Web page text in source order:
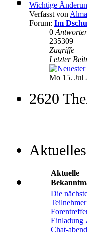
Wichtige
Verfasst von
Forum: Im
0
235309
Zugriffe
Letzter
Mo 15. Jul
2620
Aktuelles
Aktuelle
Die
Einladung
Chat-abend